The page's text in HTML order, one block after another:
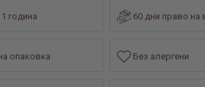
година 60 дни право на
опаковка Без алергени